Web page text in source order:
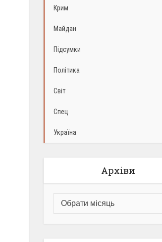
Крим
Майдан
Підсумки
Політика
Світ
Спец
Україна
Архіви